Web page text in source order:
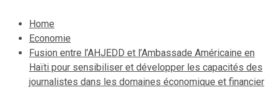
Home
Economie
Fusion entre l’AHJEDD et l’Ambassade Américaine en
Haïti pour sensibiliser et développer les capacités des
journalistes dans les domaines économique et financier